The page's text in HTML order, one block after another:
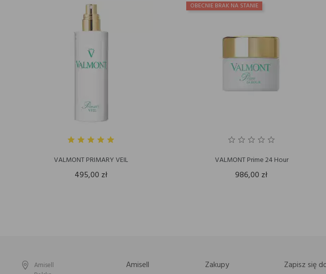
VALMONT PRIMARY VEIL
495,00 zł
OBECNIE BRAK NA STANIE
VALMONT Prime 24 Hour
986,00 zł
Amisell
Amisell Zakupy Zapisz się